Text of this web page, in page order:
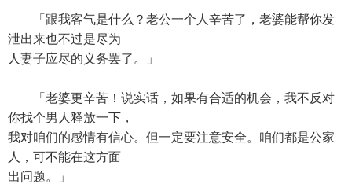
「跟我客气是什么？老公一个人辛苦了，老婆能帮你发
泄出来也不过是尽为
人妻子应尽的义务罢了。」
「老婆更辛苦！说实话，如果有合适的机会，我不反对
你找个男人释放一下，
我对咱们的感情有信心。但一定要注意安全。咱们都是公家
人，可不能在这方面
出问题。」